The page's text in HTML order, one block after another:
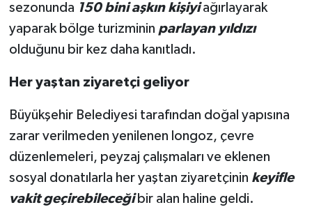
sezonunda 150 bini aşkın kişiyiağırlayarak
yaparak bölge turizminin parlayan yıldızı
olduğunu bir kez daha kanıtladı.
Her yaştan ziyaretçi geliyor
Büyükşehir Belediyesi tarafından doğal yapısına
zarar verilmeden yenilenen longoz, çevre
düzenlemeleri, peyzaj çalışmaları ve eklenen
sosyal donatılarla her yaştan ziyaretçinin keyifle
vakit geçirebileceğibir alan haline geldi.